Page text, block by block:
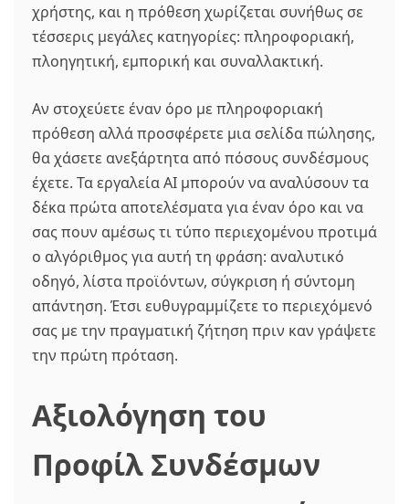
χρήστης, και η πρόθεση χωρίζεται συνήθως σε
τέσσερις μεγάλες κατηγορίες: πληροφοριακή,
πλοηγητική, εμπορική και συναλλακτική.
Αν στοχεύετε έναν όρο με πληροφοριακή
πρόθεση αλλά προσφέρετε μια σελίδα πώλησης,
θα χάσετε ανεξάρτητα από πόσους συνδέσμους
έχετε. Τα εργαλεία AI μπορούν να αναλύσουν τα
δέκα πρώτα αποτελέσματα για έναν όρο και να
σας πουν αμέσως τι τύπο περιεχομένου προτιμά
ο αλγόριθμος για αυτή τη φράση: αναλυτικό
οδηγό, λίστα προϊόντων, σύγκριση ή σύντομη
απάντηση. Έτσι ευθυγραμμίζετε το περιεχόμενό
σας με την πραγματική ζήτηση πριν καν γράψετε
την πρώτη πρόταση.
Αξιολόγηση του
Προφίλ Συνδέσμων